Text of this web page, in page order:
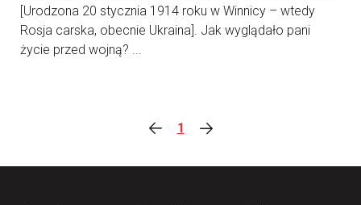
[Urodzona 20 stycznia 1914 roku w Winnicy – wtedy
Rosja carska, obecnie Ukraina]. Jak wyglądało pani
życie przed wojną? ...
1